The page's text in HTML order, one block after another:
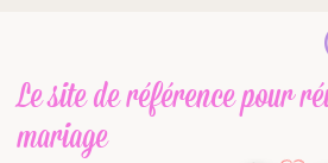
Le site de référencepour
mariage